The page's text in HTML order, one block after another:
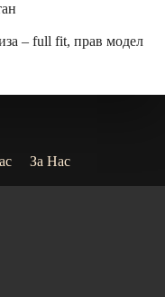
– full fit, прав модел
За Нас